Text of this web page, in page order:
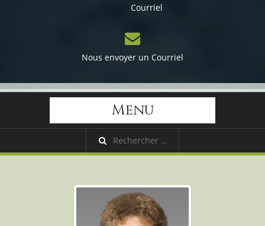
Courriel
Nous envoyer un Courriel
Menu